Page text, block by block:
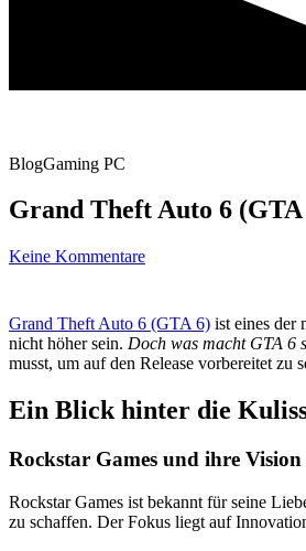
BlogGaming PC
Grand Theft Auto 6 (GTA
Keine Kommentare
Grand Theft Auto 6 (GTA 6) ist eines der
nicht höher sein. Doch was macht GTA 6
musst, um auf den Release vorbereitet zu
Ein Blick hinter die
Rockstar Games und ihre Vision
Rockstar Games ist bekannt für seine
zu schaffen. Der Fokus liegt auf